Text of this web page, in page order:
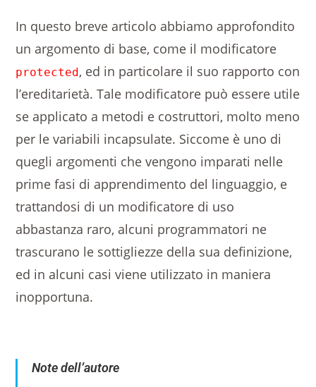
In questo breve articolo abbiamo approfondito
un argomento di base, come il modificatore
protected, ed in particolare il suo rapporto con
l’ereditarietà. Tale modificatore può essere utile
se applicato a metodi e costruttori, molto meno
per le variabili incapsulate. Siccome è uno di
quegli argomenti che vengono imparati nelle
prime fasi di apprendimento del linguaggio, e
trattandosi di un modificatore di uso
abbastanza raro, alcuni programmatori ne
trascurano le sottigliezze della sua definizione,
ed in alcuni casi viene utilizzato in maniera
inopportuna.
Note dell’autore